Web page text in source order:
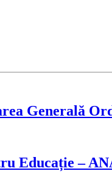
Generală
Educație –